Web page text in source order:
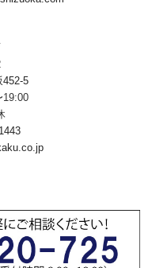
452-5
19:00